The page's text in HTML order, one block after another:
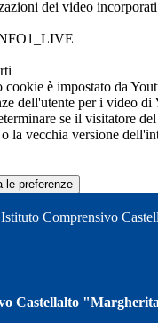
dei video
cookie è impostato da
dell'utente per i video di
se il visitatore
la vecchia versione
le preferenze
Istituto Comprensivo
Castellalto